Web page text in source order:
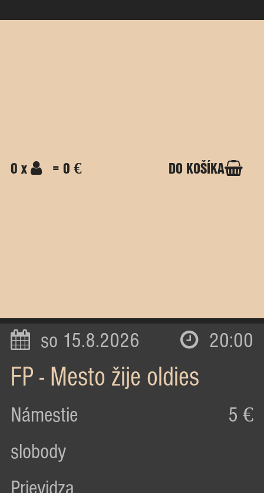
0 x = 0 € DO KOŠÍKA
so 15.8.2026 20:00
FP - Mesto žije oldies
Námestie
slobody
5 €